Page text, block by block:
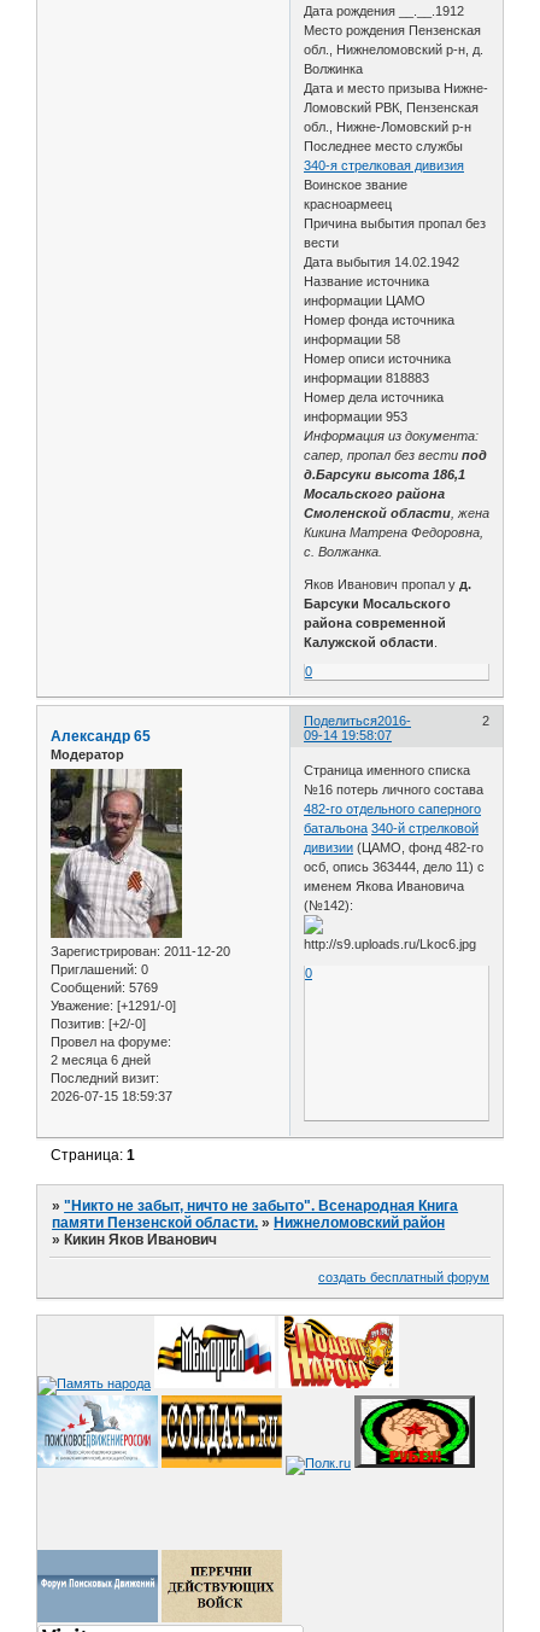
Дата рождения __.__.1912
Место рождения Пензенская
обл., Нижнеломовский р-н, д.
Волжинка
Дата и место призыва Нижне-
Ломовский РВК, Пензенская
обл., Нижне-Ломовский р-н
Последнее место службы
340-я стрелковая дивизия
Воинское звание
красноармеец
Причина выбытия пропал без
вести
Дата выбытия 14.02.1942
Название источника
информации ЦАМО
Номер фонда источника
информации 58
Номер описи источника
информации 818883
Номер дела источника
информации 953
Информация из документа:
сапер, пропал без вестипод
д.Барсуки высота 186,1
Мосальского района
Смоленской области , жена
Кикина Матрена Федоровна,
с. Волжанка.
Яков Иванович пропал у д.
Барсуки Мосальского
района современной
Калужской области
0
Поделиться 2
2016-
09-14 19:58:07
Александр 65
Модератор
Зарегистрирован: 2011-12-20
Приглашений: 0
Сообщений: 5769
Уважение: [+1291/-0]
Позитив: [+2/-0]
Провел на форуме:
2 месяца 6 дней
Последний визит:
2026-07-15 18:59:37
Страница именного списка
№16 потерь личного состава
482-го отдельного саперного
батальона 340-й стрелковой
дивизии (ЦАМО, фонд 482-го
осб, опись 363444, дело 11) с
именем Якова Ивановича
(№142):
0
Страница:1
»"Никто не забыт, ничто не забыто". Всенародная Книга
памяти Пензенской области. »Нижнеломовский район
»Кикин Яков Иванович
создать бесплатный форум